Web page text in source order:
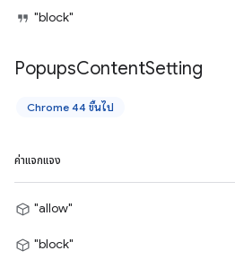
"block"
PopupsContentSetting
Chrome 44 ขึ้นไป
ค่าแจกแจง
"allow"
"block"